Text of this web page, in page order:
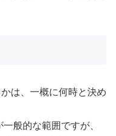
は、一概に何時と決め
般的な範囲ですが、